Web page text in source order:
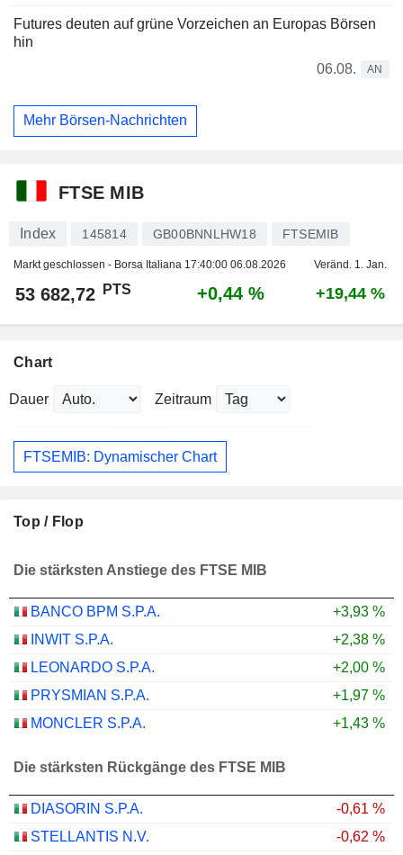
Futures deuten auf grüne Vorzeichen an Europas Börsen
hin
06.08.
AN
Mehr Börsen-Nachrichten
FTSE MIB
Index 145814 GB00BNNLHW18 FTSEMIB
Markt geschlossen - Borsa Italiana 17:40:00 06.08.2026 Veränd. 1. Jan.
53 682,72 PTS +0,44 % +19,44 %
Chart
Dauer Zeitraum
FTSEMIB: Dynamischer Chart
Top / Flop
Die stärksten Anstiege des FTSE MIB
BANCO BPM S.P.A.
+3,93 %
INWIT S.P.A.
+2,38 %
LEONARDO S.P.A.
+2,00 %
PRYSMIAN S.P.A.
+1,97 %
MONCLER S.P.A.
+1,43 %
Die stärksten Rückgänge des FTSE MIB
DIASORIN S.P.A.
-0,61 %
STELLANTIS N.V.
-0,62 %